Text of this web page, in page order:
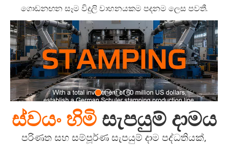
ගොඩනඟන සෑම විදුලි වාහනයකම පදනම ලෙස පවතී.
ස්වයං හිමිසැපයුම් දාමය
පරිණත සහ සම්පූර්ණ සැපයුම් දාම පද්ධතියක්,